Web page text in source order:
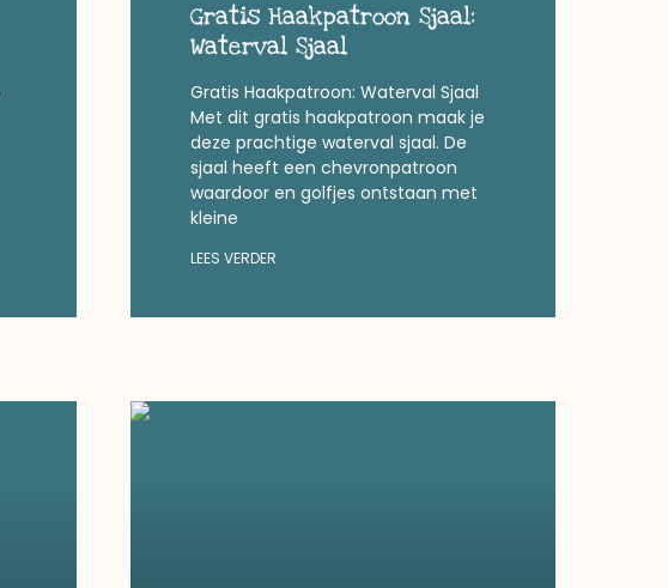
Gratis Haakpatroon Sjaal:
Waterval Sjaal
Gratis Haakpatroon: Waterval Sjaal
Met dit gratis haakpatroon maak je
deze prachtige waterval sjaal. De
sjaal heeft een chevronpatroon
waardoor en golfjes ontstaan met
kleine
LEES VERDER